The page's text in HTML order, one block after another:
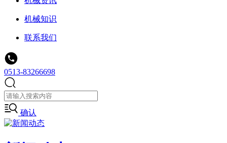
机械知识
联系我们
0513-83266698
确认